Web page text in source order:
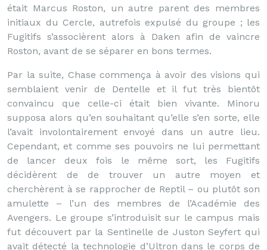
était Marcus Roston, un autre parent des membres
initiaux du Cercle, autrefois expulsé du groupe ; les
Fugitifs s’associèrent alors à Daken afin de vaincre
Roston, avant de se séparer en bons termes.
Par la suite, Chase commença à avoir des visions qui
semblaient venir de Dentelle et il fut très bientôt
convaincu que celle-ci était bien vivante. Minoru
supposa alors qu’en souhaitant qu’elle s’en sorte, elle
l’avait involontairement envoyé dans un autre lieu.
Cependant, et comme ses pouvoirs ne lui permettant
de lancer deux fois le même sort, les Fugitifs
décidèrent de de trouver un autre moyen et
cherchèrent à se rapprocher de Reptil – ou plutôt son
amulette – l’un des membres de l’Académie des
Avengers. Le groupe s’introduisit sur le campus mais
fut découvert par la Sentinelle de Juston Seyfert qui
avait détecté la technologie d’Ultron dans le corps de